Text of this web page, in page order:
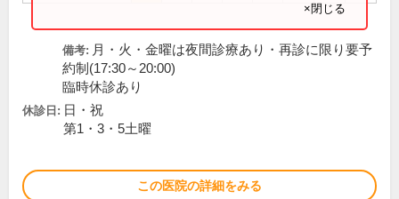
×閉じる
備考: 月・火・金曜は夜間診療あり・再診に限り要予
約制(17:30～20:00)
臨時休診あり
休診日: 日・祝
第1・3・5土曜
この医院の詳細をみる